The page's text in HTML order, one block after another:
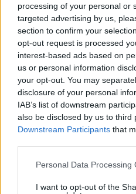
processing of your personal or
targeted advertising by us,
section to confirm your
opt-out request is processed
interest-based ads based on
us or personal information
your opt-out. You may
disclosure of your personal
IAB’s list of downstream
also be disclosed by us to third
Downstream Participants that
Please note that this website/
not limited to your visit or
Personal Data Processing
I want to opt-out of the
Σχετικά Άρθρα
Δείτε όλες τις τελευταίες
και τον Κόσμο, τη στιγμή
Protothema.gr